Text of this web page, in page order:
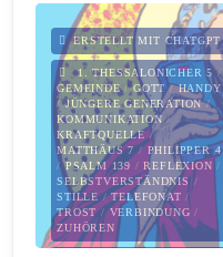
ERSTELLT MIT CHATGPT
1. THESSALONICHER 5/
GEMEINDE/GOTT/HANDY
/JÜNGERE GENERATION/
KOMMUNIKATION/
KRAFTQUELLE/
MATTHÄUS 7/ PHILIPPER 4
/PSALM 139 /REFLEXION /
SELBSTVERSTÄNDNIS/
STILLE/TELEFONAT /
TROST/VERBINDUNG/
ZUHÖREN